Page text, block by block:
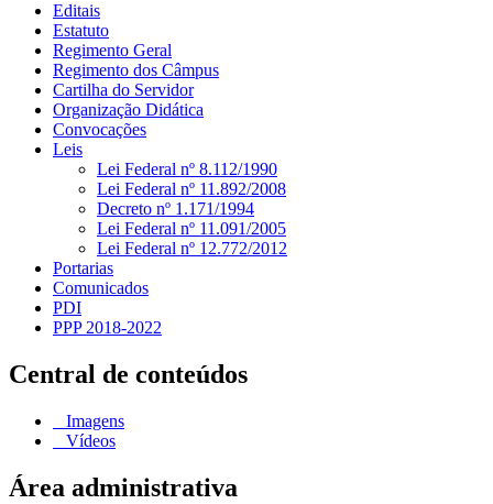
Editais
Estatuto
Regimento Geral
Regimento dos Câmpus
Cartilha do Servidor
Organização Didática
Convocações
Leis
Lei Federal nº 8.112/1990
Lei Federal nº 11.892/2008
Decreto nº 1.171/1994
Lei Federal nº 11.091/2005
Lei Federal nº 12.772/2012
Portarias
Comunicados
PDI
PPP 2018-2022
Central de conteúdos
Imagens
Vídeos
Área administrativa